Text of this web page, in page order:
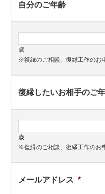
自分のご年齢
歳
※復縁のご相談、復縁工作のお
復縁したいお相手のご
歳
※復縁のご相談、復縁工作のお
メールアドレス *